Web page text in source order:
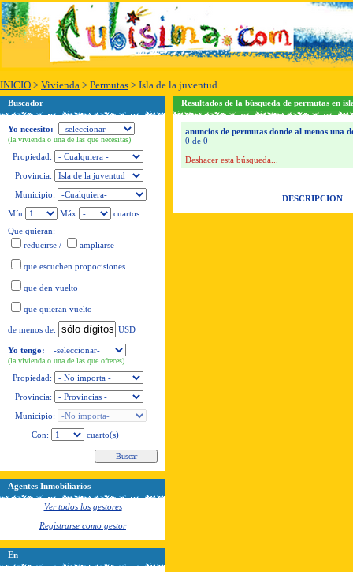
INICIO > Vivienda > Permutas > Isla de la juventud
Buscador
Yo necesito:
(la vivienda o una de las que necesitas)
Propiedad:
Provincia:
Municipio:
Mín:
Máx:
cuartos
Que quieran:
reducirse / ampliarse
que escuchen propocisiones
que den vuelto
que quieran vuelto
de menos de: USD
Yo tengo:
(la vivienda o una de las que ofreces)
Propiedad:
Provincia:
Municipio:
Con:
cuarto(s)
Agentes Inmobiliarios
Ver todos los gestores
Registrarse como gestor
En
Resultados de la búsqueda de permutas en
anuncios de permutas donde al menos una
0 de 0
Deshacer esta búsqueda...
DESCRIPCION